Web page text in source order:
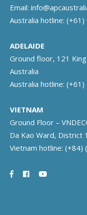
Email:
Australia hotline: (+61)
ADELAIDE
Ground floor, 121
Australia
Australia hotline: (+61)
VIETNAM
Ground Floor –
Da Kao Ward, District
Vietnam hotline: (+84)